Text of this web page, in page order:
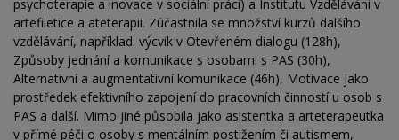
psychoterapie a inovace v sociální práci) a Institutu Vzdělávání v
artefiletice a ateterapii. Zúčastnila se množství kurzů dalšího
vzdělávání, například: výcvik v Otevřeném dialogu (128h),
Způsoby jednání a komunikace s osobami s PAS (30h),
Alternativní a augmentativní komunikace (46h), Motivace jako
prostředek efektivního zapojení do pracovních činností u osob s
PAS a další. Mimo jiné působila jako asistentka a arteterapeutka
v přímé péči o osoby s mentálním postižením či autismem,